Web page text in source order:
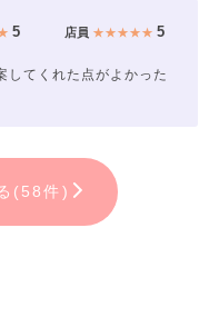
5 店員 ★★★★★5
してくれた点がよかった
(58件)